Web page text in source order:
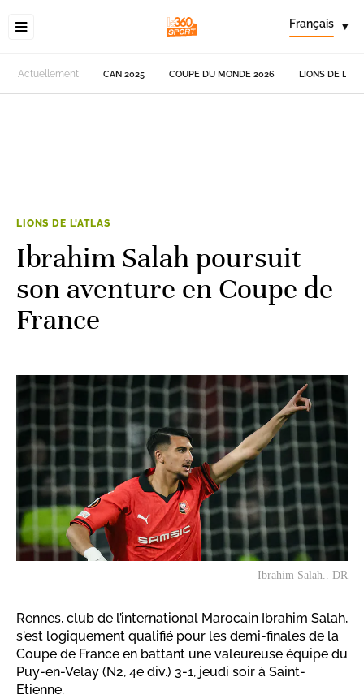
Français ▾
Actuellement CAN 2025 COUPE DU MONDE 2026 LIONS DE
LIONS DE L'ATLAS
Ibrahim Salah poursuit
son aventure en Coupe de
France
Ibrahim Salah.. DR
Rennes, club de l’international Marocain Ibrahim Salah,
s'est logiquement qualifié pour les demi-finales de la
Coupe de France en battant une valeureuse équipe du
Puy-en-Velay (N2, 4e div.) 3-1, jeudi soir à Saint-
Etienne.